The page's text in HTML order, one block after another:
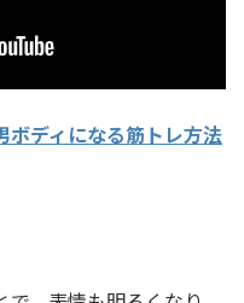
ボディになる筋トレ方法